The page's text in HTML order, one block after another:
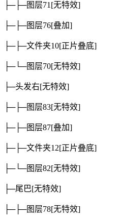
├─├─图层71 [无特效]
├─├─图层76[叠加]
├─├─文件夹10[正片叠底]
├─└─图层70[无特效]
├─头发右[无特效]
├─├─图层83[无特效]
├─├─图层87[叠加]
├─├─文件夹12[正片叠底]
├─└─图层82[无特效]
├─尾巴[无特效]
├─├─图层78[无特效]